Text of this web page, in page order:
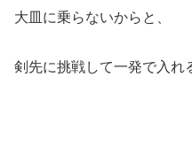
大皿に乗らないからと、
剣先に挑戦して一発で入れ